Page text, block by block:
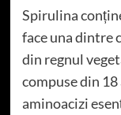
Spirulina
face una dintre
din regnul
compuse din
aminoacizi